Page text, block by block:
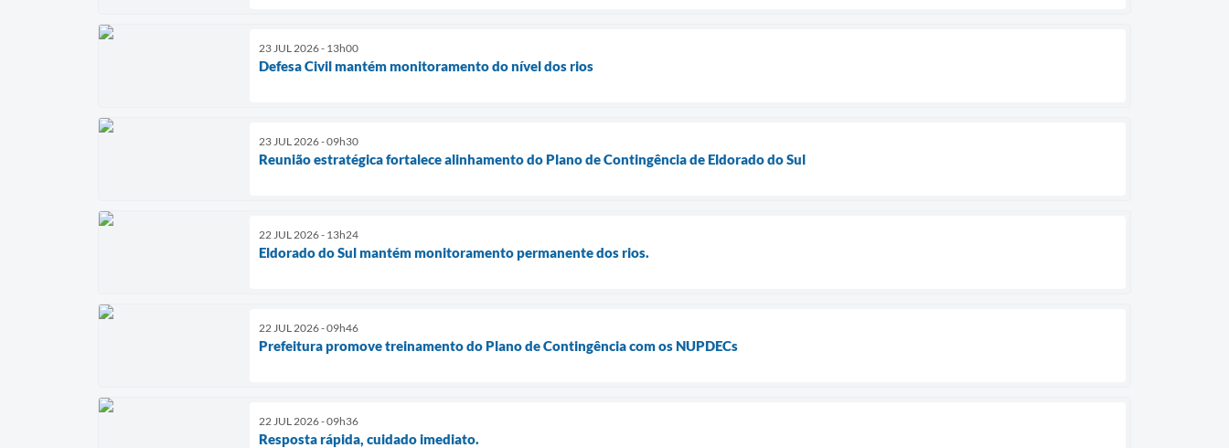
23 JUL 2026 - 13h00
Defesa Civil mantém monitoramento do nível dos rios
23 JUL 2026 - 09h30
Reunião estratégica fortalece alinhamento do Plano de Contingência de Eldorado do Sul
22 JUL 2026 - 13h24
Eldorado do Sul mantém monitoramento permanente dos rios.
22 JUL 2026 - 09h46
Prefeitura promove treinamento do Plano de Contingência com os NUPDECs
22 JUL 2026 - 09h36
Resposta rápida, cuidado imediato.